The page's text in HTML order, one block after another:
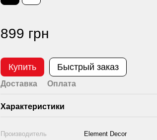
899 грн
Купить Быстрый заказ
Доставка Оплата
Характеристики
Производитель
Element Decor